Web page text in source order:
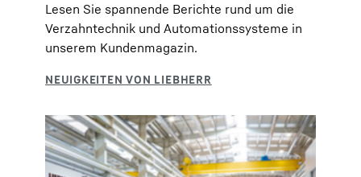
Lesen Sie spannende Berichte rund um die
Verzahntechnik und Automationssysteme in
unserem Kundenmagazin.